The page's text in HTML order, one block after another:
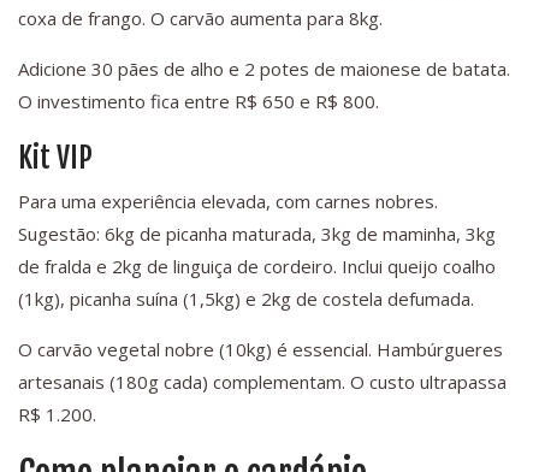
coxa de frango. O carvão aumenta para 8kg.
Adicione 30 pães de alho e 2 potes de maionese de batata.
O investimento fica entre R$ 650 e R$ 800.
Kit VIP
Para uma experiência elevada, com carnes nobres.
Sugestão: 6kg de picanha maturada, 3kg de maminha, 3kg
de fralda e 2kg de linguiça de cordeiro. Inclui queijo coalho
(1kg), picanha suína (1,5kg) e 2kg de costela defumada.
O carvão vegetal nobre (10kg) é essencial. Hambúrgueres
artesanais (180g cada) complementam. O custo ultrapassa
R$ 1.200.